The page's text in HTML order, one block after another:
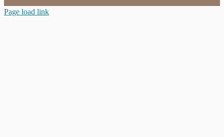
Page load link